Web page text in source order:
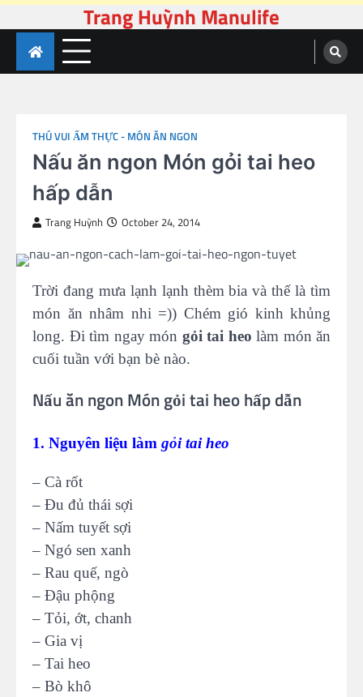
to
content
Trang Huỳnh Manulife
THÚ VUI ẨM THỰC - MÓN ĂN NGON
Nấu ăn ngon Món gỏi tai heo
hấp dẫn
Trang Huỳnh October 24, 2014
Trời đang mưa lạnh lạnh thèm bia và thế là tìm
món ăn nhâm nhi =)) Chém gió kinh khủng
long. Đi tìm ngay món gỏi tai heo làm món ăn
cuối tuần với bạn bè nào.
Nấu ăn ngon Món gỏi tai heo hấp dẫn
1. Nguyên liệu làm gỏi tai heo
– Cà rốt
– Đu đủ thái sợi
– Nấm tuyết sợi
– Ngó sen xanh
– Rau quế, ngò
– Đậu phộng
– Tỏi, ớt, chanh
– Gia vị
– Tai heo
– Bò khô